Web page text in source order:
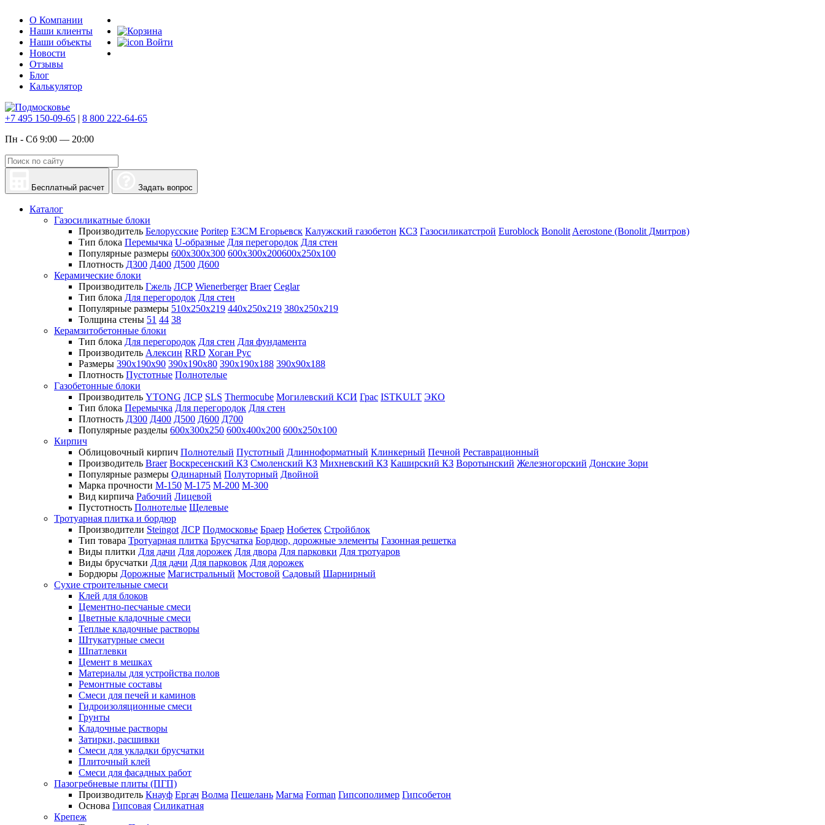
О Компании
Наши клиенты
Наши объекты
Новости
Отзывы
Блог
Калькулятор
Войти
+7 495 150-09-65 | 8 800 222-64-65
Пн - Сб 9:00 — 20:00
Бесплатный расчет Задать вопрос
Каталог
Газосиликатные блоки
Производитель Белорусские Poritep ЕЗСМ Егорьевск Калужский газобетон КСЗ Газосиликатстрой Euroblock Bonolit Aerostone (Bonolit Дмитров)
Тип блока Перемычка U-образные Для перегородок Для стен
Популярные размеры 600х300х300 600х300х200600х250х100
Плотность Д300 Д400 Д500 Д600
Керамические блоки
Производитель Гжель ЛСР Wienerberger Braer Ceglar
Тип блока Для перегородок Для стен
Популярные размеры 510х250х219 440х250х219 380х250х219
Толщина стены 51 44 38
Керамзитобетонные блоки
Тип блока Для перегородок Для стен Для фундамента
Производитель Алексин RRD Хоган Рус
Размеры 390х190х90 390х190х80 390х190х188 390х90х188
Плотность Пустотные Полнотелые
Газобетонные блоки
Производитель YTONG ЛСР SLS Thermocube Могилевский КСИ Грас ISTKULT ЭКО
Тип блока Перемычка Для перегородок Для стен
Плотность Д300 Д400 Д500 Д600 Д700
Популярные разделы 600х300х250 600х400х200 600х250х100
Кирпич
Облицовочный кирпич Полнотелый Пустотный Длинноформатный Клинкерный Печной Реставрационный
Производитель Braer Воскресенский КЗ Смоленский КЗ Михневский КЗ Каширский КЗ Воротынский Железногорский Донские Зори
Популярные размеры Одинарный Полуторный Двойной
Марка прочности М-150 М-175 М-200 М-300
Вид кирпича Рабочий Лицевой
Пустотность Полнотелые Щелевые
Тротуарная плитка и бордюр
Производители Steingot ЛСР Подмосковье Браер Нобетек Стройблок
Тип товара Тротуарная плитка Брусчатка Бордюр, дорожные элементы Газонная решетка
Виды плитки Для дачи Для дорожек Для двора Для парковки Для тротуаров
Виды брусчатки Для дачи Для парковок Для дорожек
Бордюры Дорожные Магистральный Мостовой Садовый Шарнирный
Сухие строительные смеси
Клей для блоков
Цементно-песчаные смеси
Цветные кладочные смеси
Теплые кладочные растворы
Штукатурные смеси
Шпатлевки
Цемент в мешках
Материалы для устройства полов
Ремонтные составы
Смеси для печей и каминов
Гидроизоляционные смеси
Грунты
Кладочные растворы
Затирки, расшивки
Смеси для укладки брусчатки
Плиточный клей
Смеси для фасадных работ
Пазогребневые плиты (ПГП)
Производитель Кнауф Ергач Волма Пешелань Магма Forman Гипсополимер Гипсобетон
Основа Гипсовая Силикатная
Крепеж